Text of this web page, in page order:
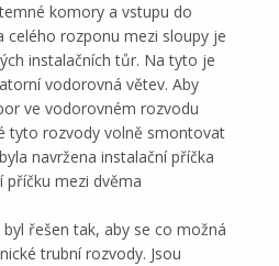
komory a vstupu do
celého rozponu mezi sloupy je
instalačních tůr. Na tyto je
vodorovná větev. Aby
ve vodorovném rozvodu
tyto rozvody volně smontovat
navržena instalační příčka
příčku mezi dvěma
řešen tak, aby se co možná
trubní rozvody. Jsou